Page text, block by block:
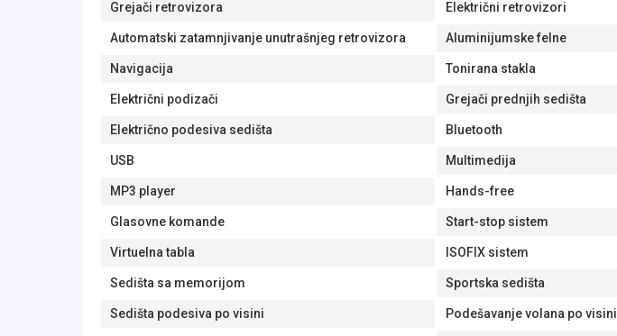
Grejači retrovizora Električni retrovizori
Automatski zatamnjivanje unutrašnjeg retrovizora Aluminijumske felne
Navigacija Tonirana stakla
Električni podizači Grejači prednjih sedišta
Električno podesiva sedišta Bluetooth
USB Multimedija
MP3 player Hands-free
Glasovne komande Start-stop sistem
Virtuelna tabla ISOFIX sistem
Sedišta sa memorijom Sportska sedišta
Sedišta podesiva po visini Podešavanje volana po visini